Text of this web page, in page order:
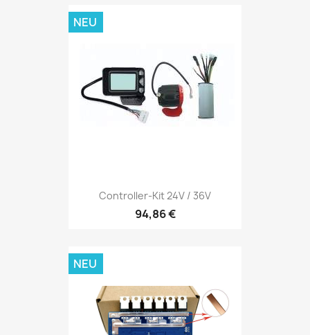
Controller-Kit 24V / 36V
94,86 €
NEU
NEU